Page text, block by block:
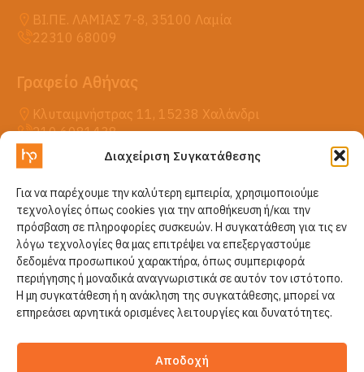
Διαχείριση Συγκατάθεσης
Για να παρέχουμε την καλύτερη εμπειρία, χρησιμοποιούμε
τεχνολογίες όπως cookies για την αποθήκευση ή/και την
πρόσβαση σε πληροφορίες συσκευών. Η συγκατάθεση για τις εν
λόγω τεχνολογίες θα μας επιτρέψει να επεξεργαστούμε
δεδομένα προσωπικού χαρακτήρα, όπως συμπεριφορά
περιήγησης ή μοναδικά αναγνωριστικά σε αυτόν τον ιστότοπο.
Η μη συγκατάθεση ή η ανάκληση της συγκατάθεσης, μπορεί να
επηρεάσει αρνητικά ορισμένες λειτουργίες και δυνατότητες.
Αποδοχή
ΒΙ.ΠΕ. ΛΑΜΙΑΣ 7-8, 35100 Λαμία
22310 68009
Γραφείο Αθήνας
Κλυταιμνήστρας 11, 15238 Χαλάνδρι
210 6081438
Προϊόντα
Νέα
Επικοινωνία